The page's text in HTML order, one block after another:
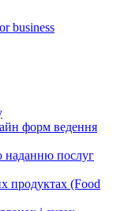
business
форм ведення
наданню послуг
продуктах (Food